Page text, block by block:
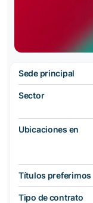
Sede principal
Sector
Ubicaciones en
Títulos preferimos
Tipo de contrato